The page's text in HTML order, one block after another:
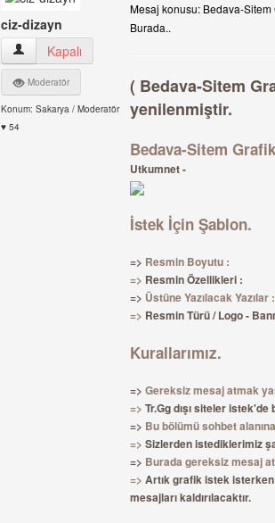
ciz-dizayn
ciz-dizayn Kullanıcının profilini görüntüle
Kapalı
Moderatör
Konum: Sakarya / Moderatör
♥ 54
Mesaj konusu: Bedava-
Burada..
( Bedava-Sitem
yenilenmiştir.
Bedava-Sitem
Utkumnet -
İstek İçin Şablon.
=> Resmin Boyutu :
=> Resmin Özellikleri :
=> Üstüne Yazılacak Yazılar :
=> Resmin Türü / Logo -
Kurallarımız.
=> Gereksiz mesaj atmak
=> Tr.Gg dışı siteler istek'de
=> Bu bölümü sohbet
=> Sizlerden istediklerimiz
=> Burada gereksiz mesaj
=> Artık grafik istek
mesajları kaldırılacaktır.